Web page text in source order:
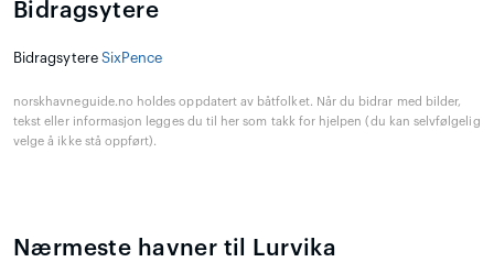
Bidragsytere
Bidragsytere SixPence
norskhavneguide.no holdes oppdatert av båtfolket. Når du bidrar med bilder,
tekst eller informasjon legges du til her som takk for hjelpen (du kan selvfølgelig
velge å ikke stå oppført).
Nærmeste havner til Lurvika